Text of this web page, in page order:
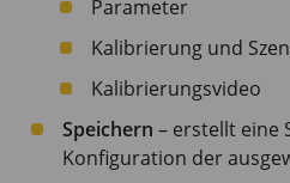
Parameter
Kalibrierung und
Kalibrierungsvideo
Speichern – erstellt eine
Konfiguration der